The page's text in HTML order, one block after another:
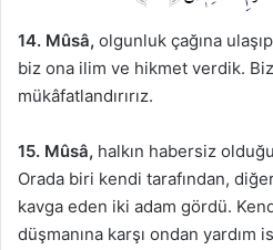
14. Mûsâ, olgunluk çağına
biz ona ilim ve hikmet verdik.
mükâfatlandırırız.
15. Mûsâ, halkın habersiz
Orada biri kendi tarafından,
kavga eden iki adam gördü.
düşmanına karşı ondan yardım